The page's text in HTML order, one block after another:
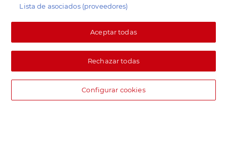
Lista de asociados (proveedores)
Aceptar todas
Rechazar todas
Configurar cookies